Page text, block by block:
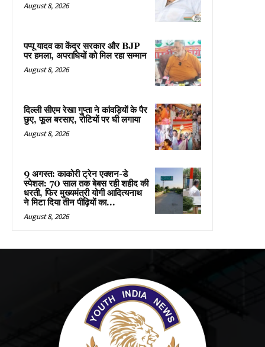
August 8, 2026
पप्पू यादव का केंद्र सरकार और BJP
पर हमला, अपराधियों को मिल रहा सम्मान
August 8, 2026
दिल्ली सीएम रेखा गुप्ता ने कांवड़ियों के पैर
छुए, फूल बरसाए, रोटियों पर घी लगाया
August 8, 2026
9 अगस्त: काकोरी ट्रेन एक्शन-डे
स्पेशल: 70 साल तक बेबस रही शहीद की
धरती, फिर मुख्यमंत्री योगी आदित्यनाथ
ने मिटा दिया तीन पीढ़ियों का...
August 8, 2026